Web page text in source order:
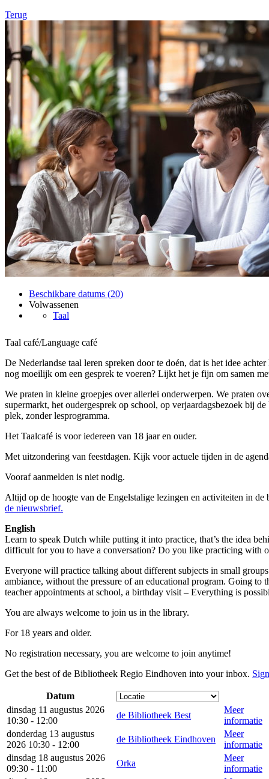
Terug
Beschikbare datums (20)
Volwassenen
Taal
Taal café/Language café
De Nederlandse taal leren spreken door te doén, dat is het idee
nog moeilijk om een gesprek te voeren? Lijkt het je fijn om samen
We praten in kleine groepjes over allerlei onderwerpen. We praten
supermarkt, het oudergesprek op school, op verjaardagsbezoek bij
plek, zonder lesprogramma.
Het Taalcafé is voor iedereen van 18 jaar en ouder.
Met uitzondering van feestdagen. Kijk voor actuele tijden in de
Vooraf aanmelden is niet nodig.
Altijd op de hoogte van de Engelstalige lezingen en activiteiten in
de nieuwsbrief.
English
Learn to speak Dutch while putting it into practice, that’s the idea
difficult for you to have a conversation? Do you like practicing with
Everyone will practice talking about different subjects in small
ambiance, without the pressure of an educational program. Going to
teacher appointments at school, a birthday visit – Everything is
You are always welcome to join us in the library.
For 18 years and older.
No registration necessary, you are welcome to join anytime!
Get the best of de Bibliotheek Regio Eindhoven into your inbox.
Datum
dinsdag 11 augustus 2026
10:30 - 12:00
de Bibliotheek Best
Meer
informatie
donderdag 13 augustus
2026 10:30 - 12:00
de Bibliotheek Eindhoven
Meer
informatie
dinsdag 18 augustus 2026
09:30 - 11:00
Orka
Meer
informatie